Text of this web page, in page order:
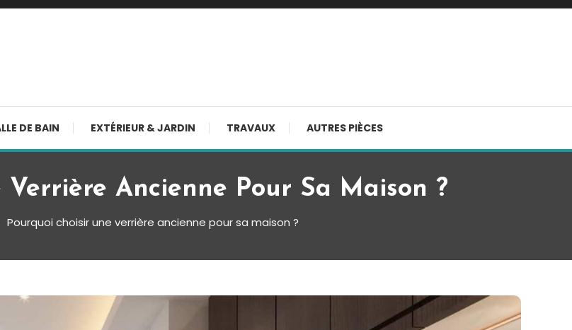
DE BAIN EXTÉRIEUR & JARDIN TRAVAUX AUTRES PIÈCES
Ancienne Pour Sa Maison ?
Pourquoi choisir une verrière ancienne pour sa maison ?